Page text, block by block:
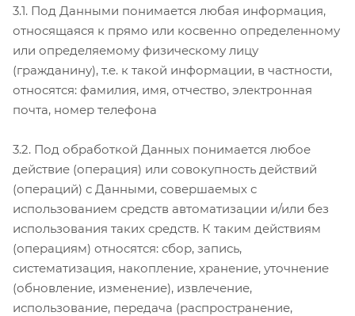
3.1. Под Данными понимается любая информация,
относящаяся к прямо или косвенно определенному
или определяемому физическому лицу
(гражданину), т.е. к такой информации, в частности,
относятся: фамилия, имя, отчество, электронная
почта, номер телефона
3.2. Под обработкой Данных понимается любое
действие (операция) или совокупность действий
(операций) с Данными, совершаемых с
использованием средств автоматизации и/или без
использования таких средств. К таким действиям
(операциям) относятся: сбор, запись,
систематизация, накопление, хранение, уточнение
(обновление, изменение), извлечение,
использование, передача (распространение,